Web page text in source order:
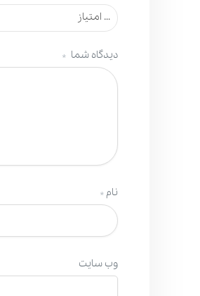
… امتیاز
دیدگاه شما *
نام *
وب‌ سایت